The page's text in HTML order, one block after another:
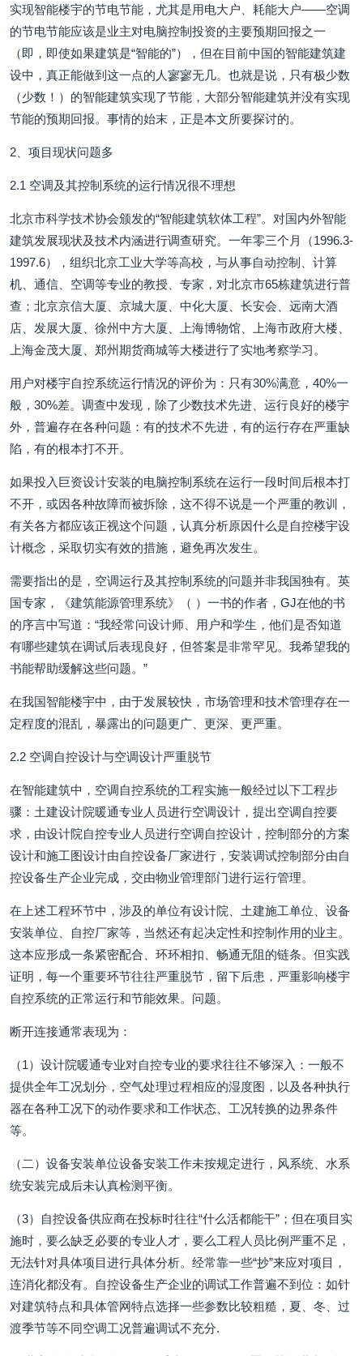
实现智能楼宇的节电节能，尤其是用电大户、耗能大户——空调
的节电节能应该是业主对电脑控制投资的主要预期回报之一
（即，即使如果建筑是“智能的”），但在目前中国的智能建筑建
设中，真正能做到这一点的人寥寥无几。也就是说，只有极少数
（少数！）的智能建筑实现了节能，大部分智能建筑并没有实现
节能的预期回报。事情的始末，正是本文所要探讨的。
2、项目现状问题多
2.1 空调及其控制系统的运行情况很不理想
北京市科学技术协会颁发的“智能建筑软体工程”。对国内外智能
建筑发展现状及技术内涵进行调查研究。一年零三个月（1996.3-
1997.6），组织北京工业大学等高校，与从事自动控制、计算
机、通信、空调等专业的教授、专家，对北京市65栋建筑进行普
查；北京京信大厦、京城大厦、中化大厦、长安会、远南大酒
店、发展大厦、徐州中方大厦、上海博物馆、上海市政府大楼、
上海金茂大厦、郑州期货商城等大楼进行了实地考察学习。
用户对楼宇自控系统运行情况的评价为：只有30%满意，40%一
般，30%差。调查中发现，除了少数技术先进、运行良好的楼宇
外，普遍存在各种问题：有的技术不先进，有的运行存在严重缺
陷，有的根本打不开。
如果投入巨资设计安装的电脑控制系统在运行一段时间后根本打
不开，或因各种故障而被拆除，这不得不说是一个严重的教训，
有关各方都应该正视这个问题，认真分析原因什么是自控楼宇设
计概念，采取切实有效的措施，避免再次发生。
需要指出的是，空调运行及其控制系统的问题并非我国独有。英
国专家，《建筑能源管理系统》（ ）一书的作者，GJ在他的书
的序言中写道：“我经常问设计师、用户和学生，他们是否知道
有哪些建筑在调试后表现良好，但答案是非常罕见。我希望我的
书能帮助缓解这些问题。”
在我国智能楼宇中，由于发展较快，市场管理和技术管理存在一
定程度的混乱，暴露出的问题更广、更深、更严重。
2.2 空调自控设计与空调设计严重脱节
在智能建筑中，空调自控系统的工程实施一般经过以下工程步
骤：土建设计院暖通专业人员进行空调设计，提出空调自控要
求，由设计院自控专业人员进行空调自控设计，控制部分的方案
设计和施工图设计由自控设备厂家进行，安装调试控制部分由自
控设备生产企业完成，交由物业管理部门进行运行管理。
在上述工程环节中，涉及的单位有设计院、土建施工单位、设备
安装单位、自控厂家等，当然还有起决定性和控制作用的业主。
这本应形成一条紧密配合、环环相扣、畅通无阻的链条。但实践
证明，每一个重要环节往往严重脱节，留下后患，严重影响楼宇
自控系统的正常运行和节能效果。问题。
断开连接通常表现为：
（1）设计院暖通专业对自控专业的要求往往不够深入：一般不
提供全年工况划分，空气处理过程相应的湿度图，以及各种执行
器在各种工况下的动作要求和工作状态、工况转换的边界条件
等。
（二）设备安装单位设备安装工作未按规定进行，风系统、水系
统安装完成后未认真检测平衡。
（3）自控设备供应商在投标时往往“什么活都能干”；但在项目实
施时，要么缺乏必要的专业人才，要么工程人员比例严重不足，
无法针对具体项目进行具体分析。经常靠一些“抄”来应对项目，
连消化都没有。自控设备生产企业的调试工作普遍不到位：如针
对建筑特点和具体管网特点选择一些参数比较粗糙，夏、冬、过
渡季节等不同空调工况普遍调试不充分.